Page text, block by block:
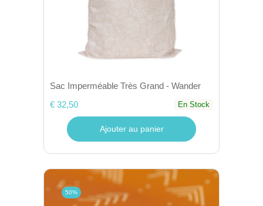
Sac Imperméable Très Grand - Wander
€ 32,50
En Stock
Ajouter au panier
50%